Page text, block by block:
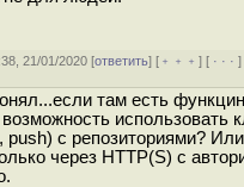
21/01/2020 [ответить] [ ﹢﹢﹢] [ · · ·
там есть
возможность использовать
push) с репозиториями?
через HTTP(S) с